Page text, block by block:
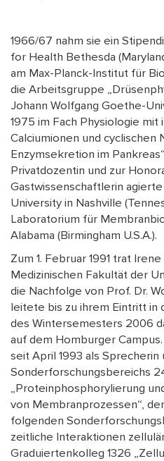
1966/67 nahm sie ein
for Health Bethesda
am Max-Planck-Institut für
die Arbeitsgruppe
Johann Wolfgang Goethe-
1975 im Fach Physiologie
Calciumionen und
Enzymsekretion im
Privatdozentin und zur
Gastwissenschaftlerin
University in Nashville
Laboratorium für
Alabama (Birmingham U.S.A.).
Zum 1. Februar 1991 trat
Medizinischen Fakultät der
die Nachfolge von Prof. Dr.
leitete bis zu ihrem Eintritt in
des Wintersemesters 2006
auf dem Homburger
seit April 1993 als
Sonderforschungsbereichs
„Proteinphosphorylierung
von Membranprozessen“,
folgenden
zeitliche Interaktionen
Graduiertenkolleg 1326